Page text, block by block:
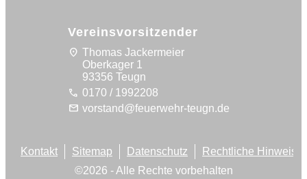
Vereinsvorsitzender
location_on Thomas Jackermeier
Oberkager 1
93356 Teugn
call 0170 / 1992208
mail vorstand@feuerwehr-teugn.de
©2026 - Alle Rechte vorbehalten
Kontakt Sitemap Datenschutz Rechtliche Hinweise